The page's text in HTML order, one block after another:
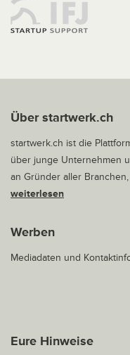
Über startwerk.ch
startwerk.ch ist die
über junge Unternehmen
an Gründer aller
weiterlesen
Werben
Mediadaten und
Eure Hinweise